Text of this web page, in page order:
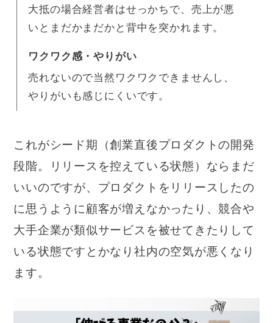
大抵の場合経営者はせっかちで、売上が悪
いとまだかまだかと背中を突かれます。
ワクワク感・やりがい
売れないので当然ワクワクできませんし、
やりがいも感じにくいです。
これがシード期（創業直後プロダクトの開発
段階。リリースを控えている状態）ならまだ
いいのですが、プロダクトをリリースしたの
に思うように顧客が増えなかったり、競合や
大手企業が類似サービスを被せてきたりして
いる状態ですとかなり社内の空気が悪くなり
ます。